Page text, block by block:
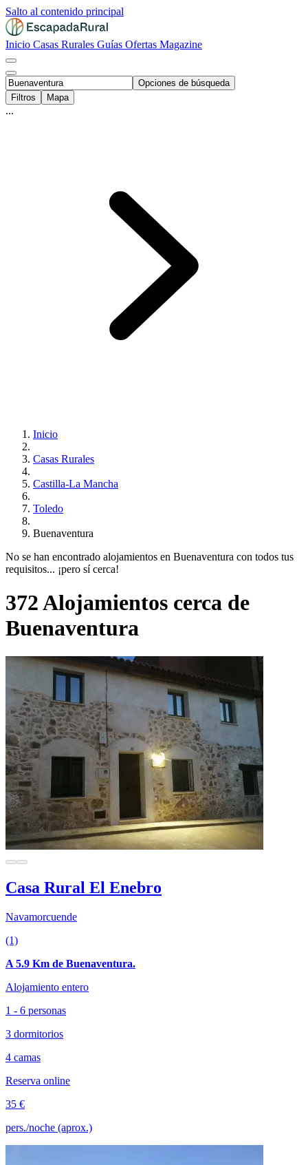
Salto al contenido principal
Inicio Casas Rurales Guías Ofertas Magazine
Opciones de búsqueda
Filtros
Mapa
...
Inicio
Casas Rurales
Castilla-La Mancha
Toledo
Buenaventura
No se han encontrado alojamientos en Buenaventura con todos tus
requisitos... ¡pero sí cerca!
372 Alojamientos cerca de
Buenaventura
Casa Rural El Enebro
Navamorcuende
(1)
A 5.9 Km de Buenaventura.
Alojamiento entero
1 - 6 personas
3 dormitorios
4 camas
Reserva online
35 €
pers./noche (aprox.)